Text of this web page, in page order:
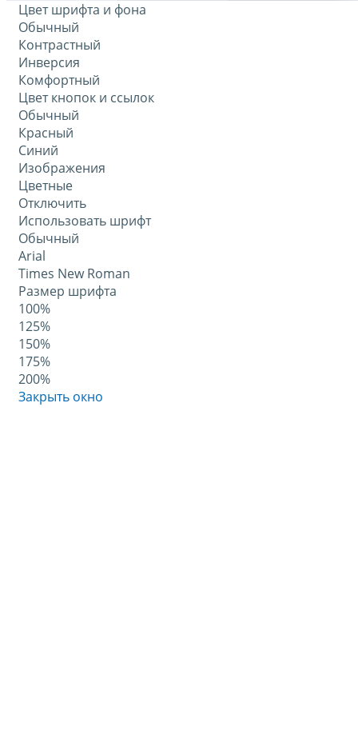
Цвет шрифта и фона
Обычный
Контрастный
Инверсия
Комфортный
Цвет кнопок и ссылок
Обычный
Красный
Синий
Изображения
Цветные
Отключить
Использовать шрифт
Обычный
Arial
Times New Roman
Размер шрифта
100%
125%
150%
175%
200%
Закрыть окно